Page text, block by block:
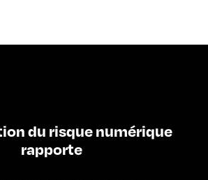
du risque numérique
rapporte